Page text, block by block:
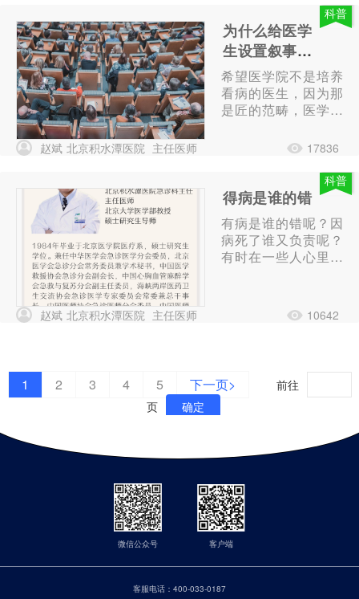
旋的余地都没有。
为什么给医学
生设置叙事医
学这门课？
希望医学院不是培养
看病的医生，因为那
是匠的范畴，医学院
的医生，那是是师的
科普
赵斌 北京积水潭医院 主任医师 17836
得病是谁的错
有病是谁的错呢？因
病死了谁又负责呢？
有时在一些人心里会
里，死也是在医院
外，只能哑巴吃黄
己当；如果病发生在
医院，死也是在医
科普
赵斌 北京积水潭医院 主任医师 10642
1 2 3 4 5 下一页>
前往
页
确定
微信公众号 客户端
客服电话： 400-033-0187